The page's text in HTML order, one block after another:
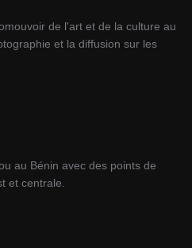
de l'art et de la culture au
et la diffusion sur les
au Bénin avec des points de
et centrale.